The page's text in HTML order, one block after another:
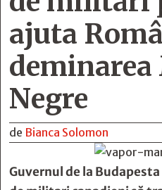
ajuta
Negre
de Bianca Solomon
Guvernul de la